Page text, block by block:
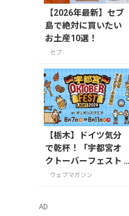
【2026年最新】セブ
島で絶対に買いたい
お土産10選！
セブ
【栃木】ドイツ気分
で乾杯！「宇都宮オ
クトーバーフェスト L
ight 2026」が8月7日
ウェブマガジン
AD